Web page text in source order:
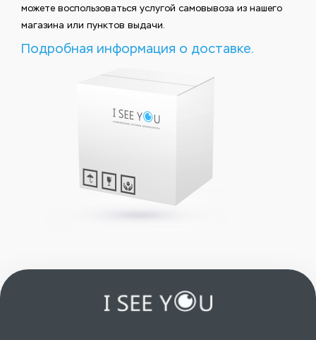
можете воспользоваться услугой самовывоза из нашего
магазина или пунктов выдачи.
Подробная информация о доставке.